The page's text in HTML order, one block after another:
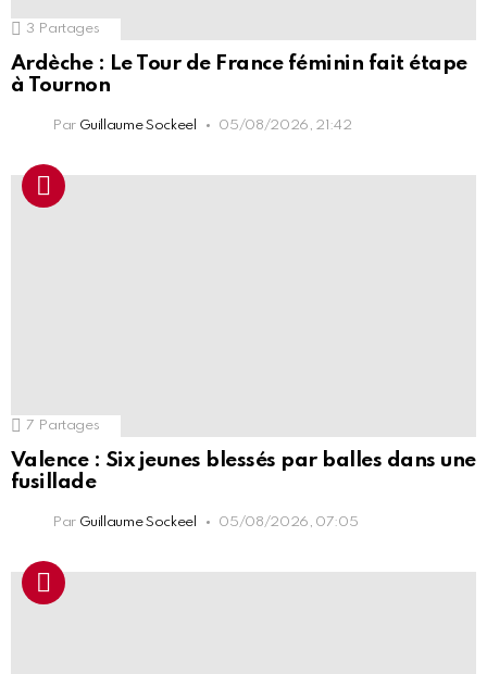
3 Partages
Ardèche : Le Tour de France féminin fait étape
à Tournon
Par Guillaume Sockeel 05/08/2026, 21:42
7 Partages
Valence : Six jeunes blessés par balles dans une
fusillade
Par Guillaume Sockeel 05/08/2026, 07:05